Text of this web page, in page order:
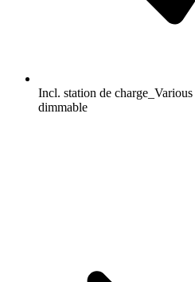
Incl. station de
dimmable